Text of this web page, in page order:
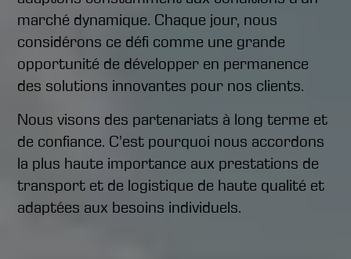
marché dynamique. Chaque jour, nous
considérons ce défi comme une grande
opportunité de développer en permanence
des solutions innovantes pour nos clients.
Nous visons des partenariats à long terme et
de confiance. C’est pourquoi nous accordons
la plus haute importance aux prestations de
transport et de logistique de haute qualité et
adaptées aux besoins individuels.